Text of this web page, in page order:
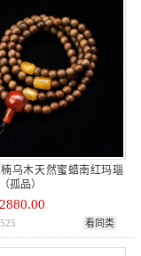
乌木天然蜜蜡南红玛瑙
孤品）
2880.00
看同类